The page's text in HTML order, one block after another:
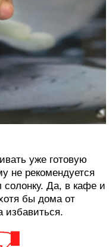
уже готовую
не рекомендуется
солонку. Да, в кафе и
бы дома от
избавиться.